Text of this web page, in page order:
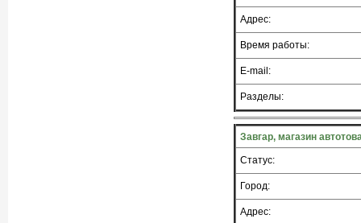
Адрес:
Время работы:
E-mail:
Разделы:
Завгар, магазин
Статус:
Город:
Адрес: